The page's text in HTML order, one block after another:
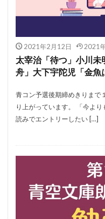
2021年2月12日 2021
太宰治「待つ」小川
舟」大下宇陀児「金魚
青コン予選後期締めきりまで
り上がっています。 「今よ
読みでエントリーしたい […]